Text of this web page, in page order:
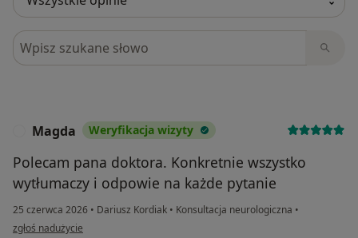
Szukaj w opiniach
Magda Weryfikacja wizyty
Polecam pana doktora. Konkretnie wszystko
wytłumaczy i odpowie na każde pytanie
25 czerwca 2026 • Dariusz Kordiak • Konsultacja neurologiczna •
w opinii użytkownika Magda
zgłoś nadużycie